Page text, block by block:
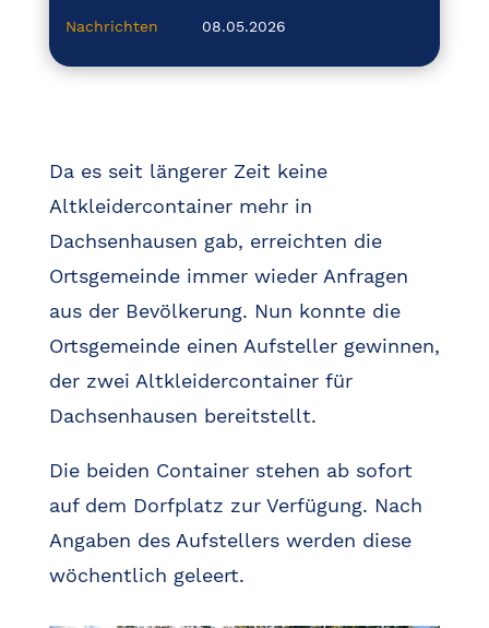
Nachrichten 08.05.2026
Da es seit längerer Zeit keine
Altkleidercontainer mehr in
Dachsenhausen gab, erreichten die
Ortsgemeinde immer wieder Anfragen
aus der Bevölkerung. Nun konnte die
Ortsgemeinde einen Aufsteller gewinnen,
der zwei Altkleidercontainer für
Dachsenhausen bereitstellt.
Die beiden Container stehen ab sofort
auf dem Dorfplatz zur Verfügung. Nach
Angaben des Aufstellers werden diese
wöchentlich geleert.